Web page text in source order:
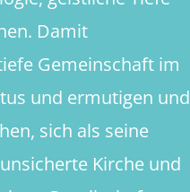
Damit
Gemeinschaft im
und ermutigen und
sich als seine
Kirche und